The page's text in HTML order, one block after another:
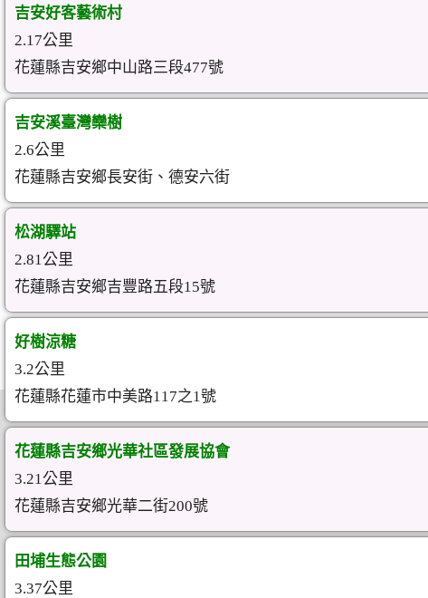
吉安好客藝術村
2.17公里
花蓮縣吉安鄉中山路三段477號
吉安溪臺灣欒樹
2.6公里
花蓮縣吉安鄉長安街、德安六街
松湖驛站
2.81公里
花蓮縣吉安鄉吉豐路五段15號
好樹涼糖
3.2公里
花蓮縣花蓮市中美路117之1號
花蓮縣吉安鄉光華社區發展協會
3.21公里
花蓮縣吉安鄉光華二街200號
田埔生態公園
3.37公里